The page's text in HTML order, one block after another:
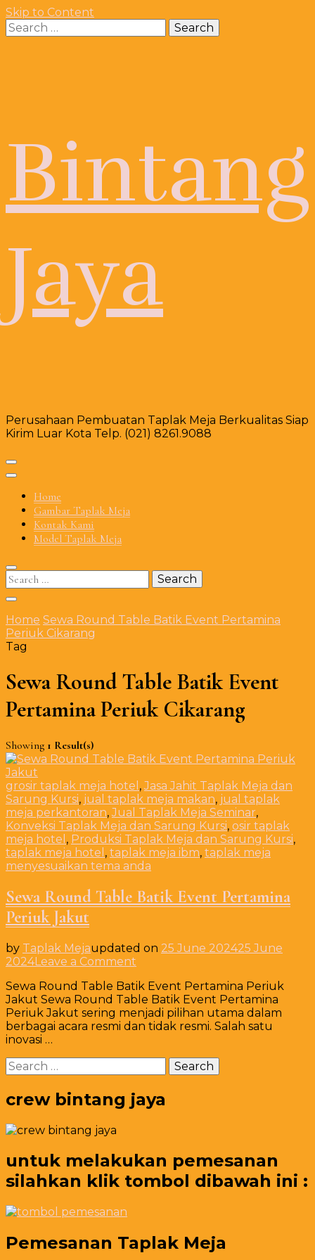
Skip to Content
Search
for:
Bintang
Jaya
Perusahaan Pembuatan Taplak Meja Berkualitas Siap
Kirim Luar Kota Telp. (021) 8261.9088
Home
Gambar Taplak Meja
Kontak Kami
Model Taplak Meja
Search
for:
Home Sewa Round Table Batik Event Pertamina
Periuk Cikarang
Tag
Sewa Round Table Batik Event
Pertamina Periuk Cikarang
Showing 1 Result(s)
grosir taplak meja hotel ,Jasa Jahit Taplak Meja dan
Sarung Kursi, jual taplak meja makan, jual taplak
meja perkantoran,Jual Taplak Meja Seminar,
Konveksi Taplak Meja dan Sarung Kursi, osir taplak
meja hotel , Produksi Taplak Meja dan Sarung Kursi,
taplak meja hotel , taplak meja ibm, taplak meja
menyesuaikan tema anda
Sewa Round Table Batik Event Pertamina
Periuk Jakut
by Taplak Mejaupdated on 25 June 202425 June
2024Leave a Comment
Round
Table
Batik
Event
Sewa Round Table Batik Event Pertamina Periuk
Jakut Sewa Round Table Batik Event Pertamina
Periuk Jakut sering menjadi pilihan utama dalam
berbagai acara resmi dan tidak resmi. Salah satu
inovasi …
Search
for:
crew bintang jaya
untuk melakukan pemesanan
silahkan klik tombol dibawah ini :
Pemesanan Taplak Meja